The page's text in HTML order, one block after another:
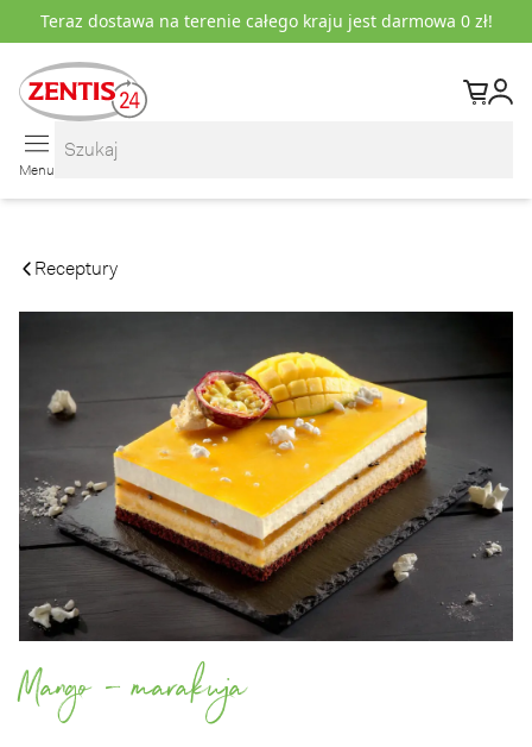
Teraz dostawa na terenie całego kraju jest darmowa 0 zł!
Menu
Receptury
Mango – marakuja